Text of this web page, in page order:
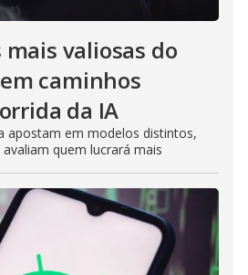
valiosas do
caminhos
da IA
apostam em modelos distintos,
quem lucrará mais